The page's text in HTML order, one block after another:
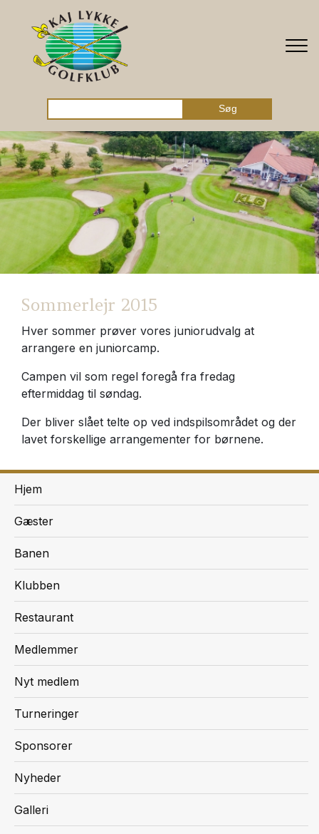
Gå til hovedindhold
Sommerlejr 2015
Hver sommer prøver vores juniorudvalg at
arrangere en juniorcamp.
Campen vil som regel foregå fra fredag
eftermiddag til søndag.
Der bliver slået telte op ved indspilsområdet og der
lavet forskellige arrangementer for børnene.
Hjem
Gæster
Banen
Klubben
Restaurant
Medlemmer
Nyt medlem
Turneringer
Sponsorer
Nyheder
Galleri